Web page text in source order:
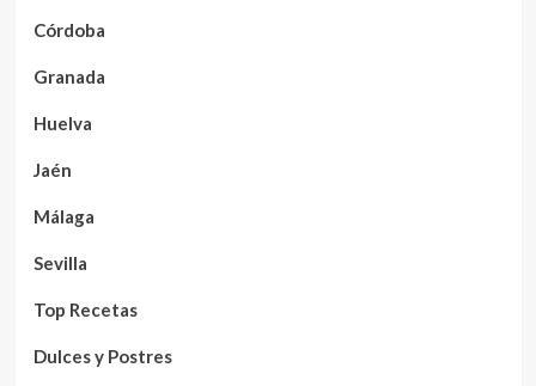
Córdoba
Granada
Huelva
Jaén
Málaga
Sevilla
Top Recetas
Dulces y Postres